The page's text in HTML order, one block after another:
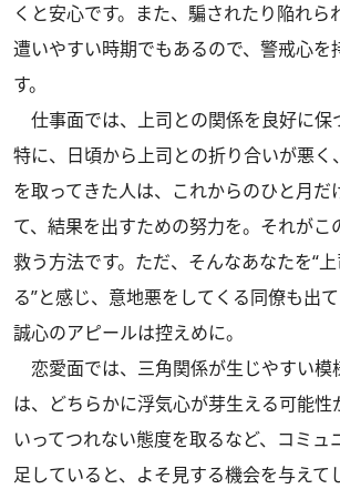
くと安心です。また、騙されたり陥れら
遭いやすい時期でもあるので、警戒心を
す。
仕事面では、上司との関係を良好に保
特に、日頃から上司との折り合いが悪く
を取ってきた人は、これからのひと月だ
て、結果を出すための努力を。それがこ
救う方法です。ただ、そんなあなたを“
る”と感じ、意地悪をしてくる同僚も出
誠心のアピールは控えめに。
恋愛面では、三角関係が生じやすい模
は、どちらかに浮気心が芽生える可能性
いってつれない態度を取るなど、コミュ
足していると、よそ見する機会を与えて